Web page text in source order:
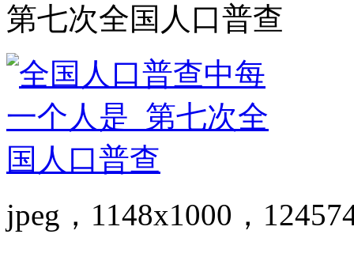
第七次全国人口普查
jpeg，1148x1000，